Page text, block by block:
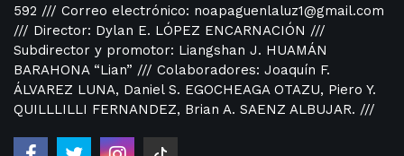
592 /// Correo electrónico: noapaguenlaluz1@gmail.com
/// Director: Dylan E. LÓPEZ ENCARNACIÓN ///
Subdirector y promotor: Liangshan J. HUAMÁN
BARAHONA “Lian” /// Colaboradores: Joaquín F.
ÁLVAREZ LUNA, Daniel S. EGOCHEAGA OTAZU, Piero Y.
QUILLLILLI FERNANDEZ, Brian A. SAENZ ALBUJAR. ///